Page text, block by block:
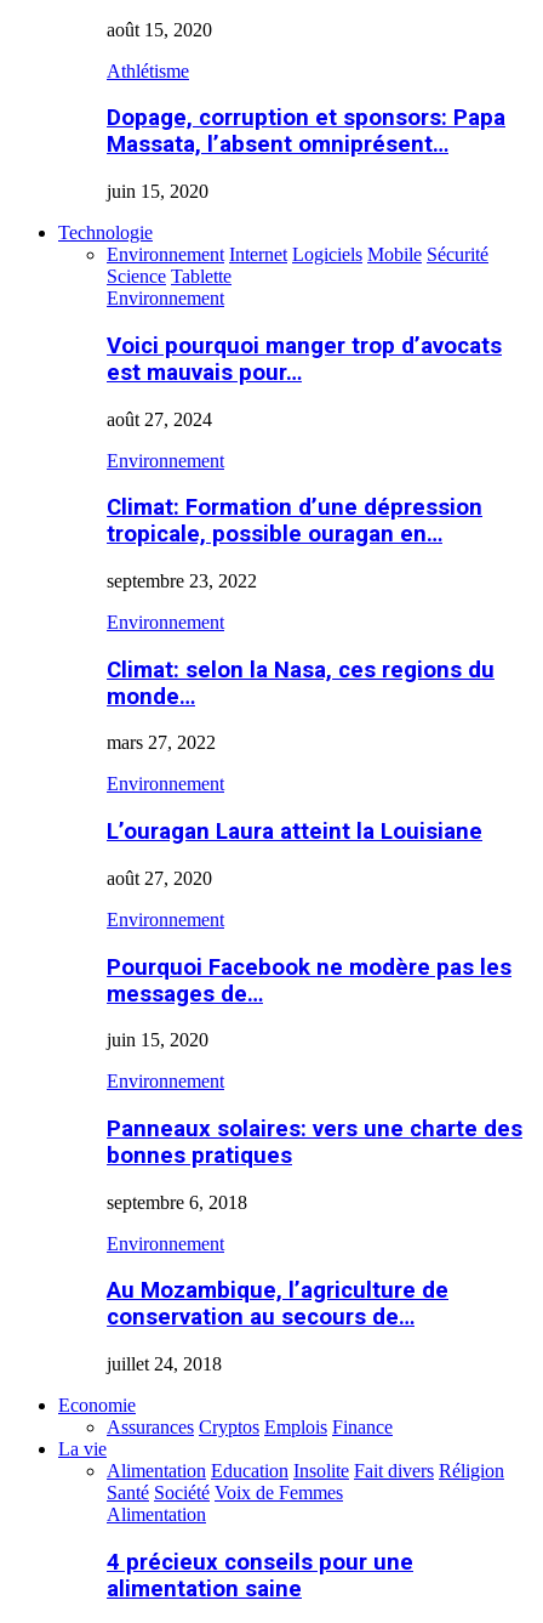
août 15, 2020
Athlétisme
Dopage, corruption et sponsors: Papa
Massata, l’absent omniprésent…
juin 15, 2020
Technologie
Environnement Internet Logiciels Mobile Sécurité
Science Tablette
Environnement
Voici pourquoi manger trop d’avocats
est mauvais pour…
août 27, 2024
Environnement
Climat: Formation d’une dépression
tropicale, possible ouragan en…
septembre 23, 2022
Environnement
Climat: selon la Nasa, ces regions du
monde…
mars 27, 2022
Environnement
L’ouragan Laura atteint la Louisiane
août 27, 2020
Environnement
Pourquoi Facebook ne modère pas les
messages de…
juin 15, 2020
Environnement
Panneaux solaires: vers une charte des
bonnes pratiques
septembre 6, 2018
Environnement
Au Mozambique, l’agriculture de
conservation au secours de…
juillet 24, 2018
Economie
Assurances Cryptos Emplois Finance
La vie
Alimentation Education Insolite Fait divers Réligion
Santé Société Voix de Femmes
Alimentation
4 précieux conseils pour une
alimentation saine